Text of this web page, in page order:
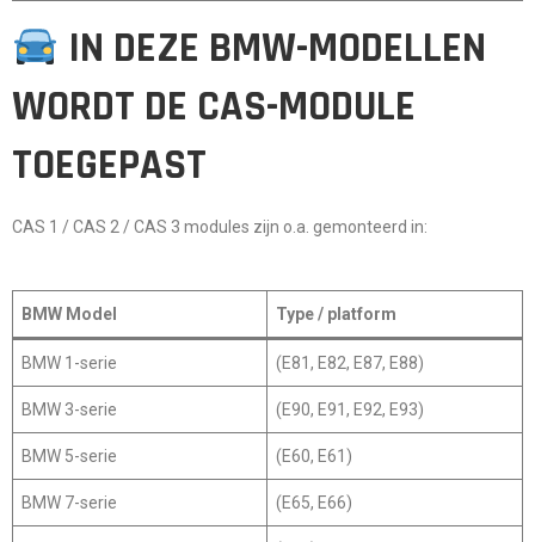
IN DEZE BMW-MODELLEN
WORDT DE CAS-MODULE
TOEGEPAST
CAS 1 / CAS 2 / CAS 3 modules zijn o.a. gemonteerd in:
BMW Model Type / platform
BMW 1-serie (E81, E82, E87, E88)
BMW 3-serie (E90, E91, E92, E93)
BMW 5-serie (E60, E61)
BMW 7-serie (E65, E66)